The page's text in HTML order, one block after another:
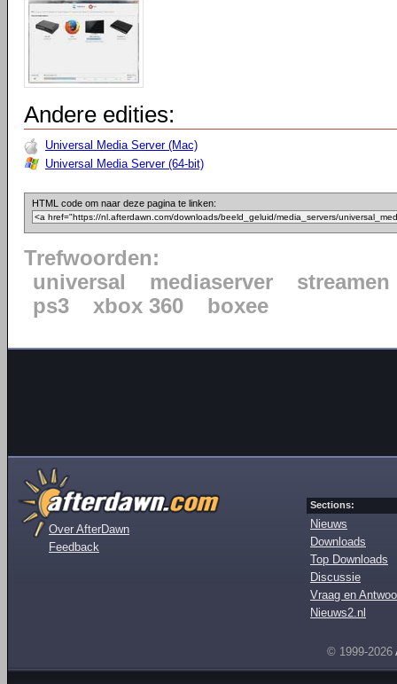
Andere edities:
Universal Media Server (Mac)
Universal Media Server (64-bit)
HTML code om naar deze pagina te linken:
Trefwoorden:
universal
mediaserver
streamen
ps3
xbox 360 boxee
Over AfterDawn
Feedback
Sections:
Nieuws
Downloads
Top Downloads
Discussie
Vraag en
Nieuws2.nl
© 1999-2026